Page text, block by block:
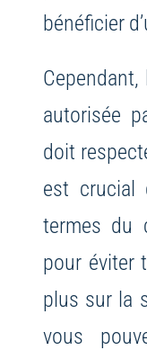
bénéficier
autorisée
doit
est crucial
termes du
pour éviter
plus sur la
vous